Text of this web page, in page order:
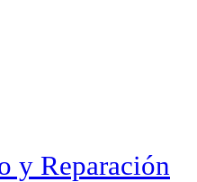
y Reparación